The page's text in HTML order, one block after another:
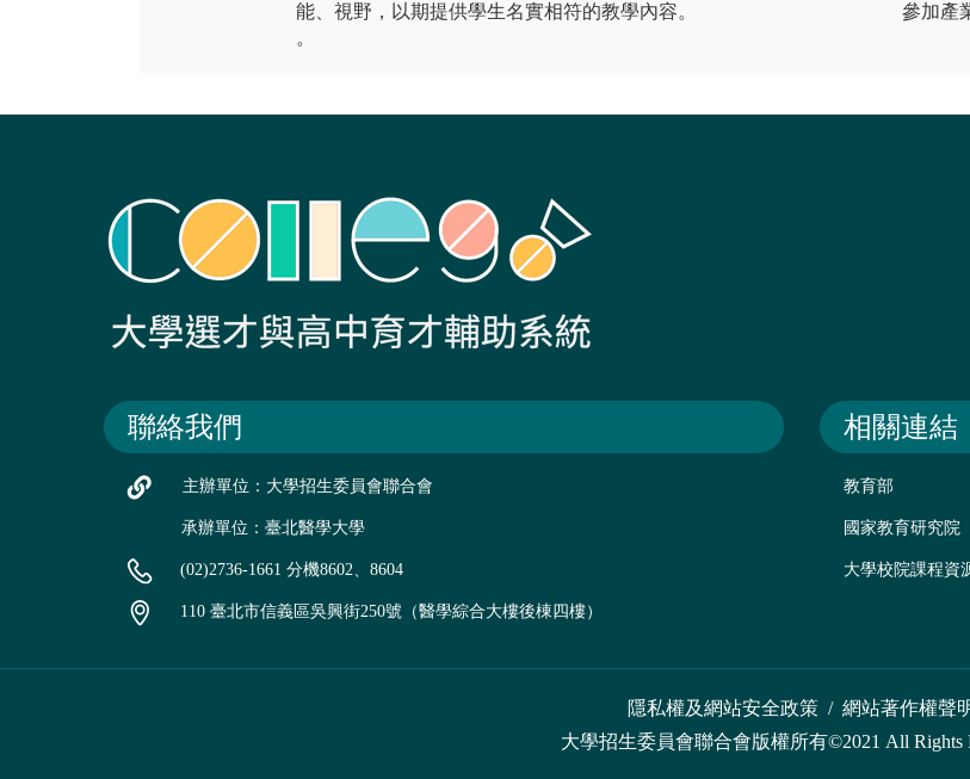
能、視野，以期提供學生名實相符的教學內容。
。
參加產
聯絡我們
主辦單位：大學招生委員會聯合會
承辦單位：臺北醫學大學
(02)2736-1661 分機8602、8604
110 臺北市信義區吳興街250號（醫學綜合大樓後棟四樓）
相關連結
教育部
國家教育研究院
大學校院課程資
隱私權及網站安全政策 / 網站著作權聲
大學招生委員會聯合會版權所有©2021 All Rights